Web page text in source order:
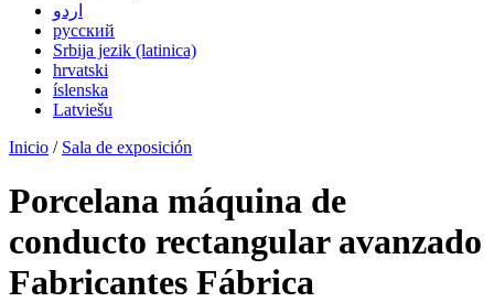
اردو
русский
Srbija jezik (latinica)
hrvatski
íslenska
Latviešu
Inicio / Sala de exposición
Porcelana máquina de
conducto rectangular avanzado
Fabricantes Fábrica